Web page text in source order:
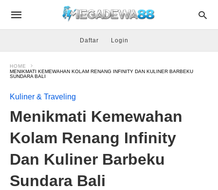
Daftar Login
HOME
MENIKMATI KEMEWAHAN KOLAM RENANG INFINITY DAN KULINER BARBEKU
SUNDARA BALI
Kuliner & Traveling
Menikmati Kemewahan
Kolam Renang Infinity
Dan Kuliner Barbeku
Sundara Bali